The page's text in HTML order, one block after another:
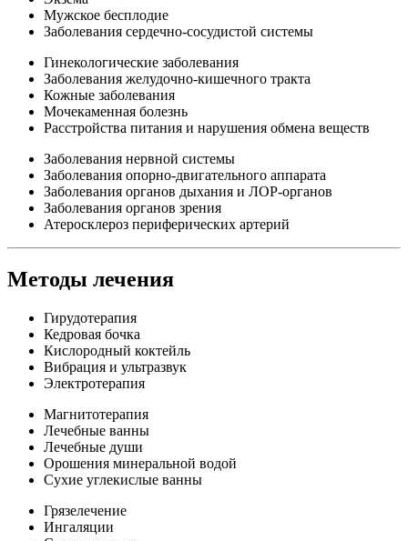
Мужское бесплодие
Заболевания сердечно-сосудистой системы
Гинекологические заболевания
Заболевания желудочно-кишечного тракта
Кожные заболевания
Мочекаменная болезнь
Расстройства питания и нарушения обмена веществ
Заболевания нервной системы
Заболевания опорно-двигательного аппарата
Заболевания органов дыхания и ЛОР-органов
Заболевания органов зрения
Атеросклероз периферических артерий
Методы лечения
Гирудотерапия
Кедровая бочка
Кислородный коктейль
Вибрация и ультразвук
Электротерапия
Магнитотерапия
Лечебные ванны
Лечебные души
Орошения минеральной водой
Сухие углекислые ванны
Грязелечение
Ингаляции